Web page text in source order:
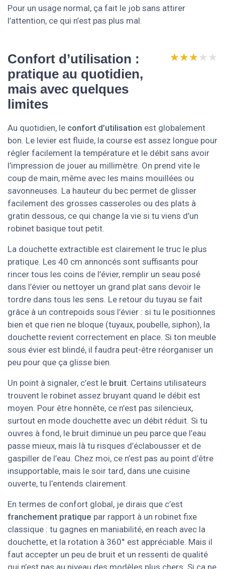
Pour un usage normal, ça fait le job sans attirer
l’attention, ce qui n’est pas plus mal.
Confort d’utilisation :
pratique au quotidien,
mais avec quelques
limites
★★★★★
★★★★★
Au quotidien, le confort d’utilisation est globalement
bon. Le levier est fluide, la course est assez longue pour
régler facilement la température et le débit sans avoir
l’impression de jouer au millimètre. On prend vite le
coup de main, même avec les mains mouillées ou
savonneuses. La hauteur du bec permet de glisser
facilement des grosses casseroles ou des plats à
gratin dessous, ce qui change la vie si tu viens d’un
robinet basique tout petit.
La douchette extractible est clairement le truc le plus
pratique. Les 40 cm annoncés sont suffisants pour
rincer tous les coins de l’évier, remplir un seau posé
dans l’évier ou nettoyer un grand plat sans devoir le
tordre dans tous les sens. Le retour du tuyau se fait
grâce à un contrepoids sous l’évier : si tu le positionnes
bien et que rien ne bloque (tuyaux, poubelle, siphon), la
douchette revient correctement en place. Si ton meuble
sous évier est blindé, il faudra peut-être réorganiser un
peu pour que ça glisse bien.
Un point à signaler, c’est le bruit. Certains utilisateurs
trouvent le robinet assez bruyant quand le débit est
moyen. Pour être honnête, ce n’est pas silencieux,
surtout en mode douchette avec un débit réduit. Si tu
ouvres à fond, le bruit diminue un peu parce que l’eau
passe mieux, mais là tu risques d’éclabousser et de
gaspiller de l’eau. Chez moi, ce n’est pas au point d’être
insupportable, mais le soir tard, dans une cuisine
ouverte, tu l’entends clairement.
En termes de confort global, je dirais que c’est
franchement pratique par rapport à un robinet fixe
classique : tu gagnes en maniabilité, en reach avec la
douchette, et la rotation à 360° est appréciable. Mais il
faut accepter un peu de bruit et un ressenti de qualité